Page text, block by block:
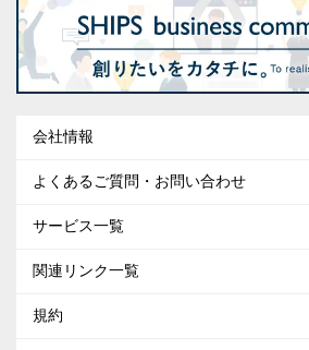
会社情報
よくあるご質問・お問い合わせ
サービス一覧
関連リンク一覧
規約